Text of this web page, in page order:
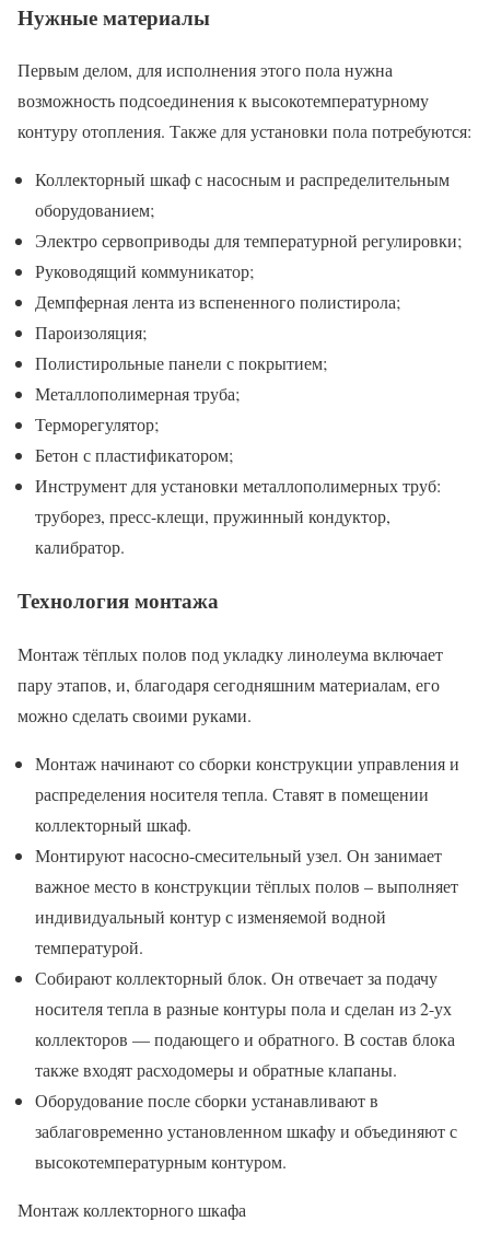
Нужные материалы
Первым делом, для исполнения этого пола нужна
возможность подсоединения к высокотемпературному
контуру отопления. Также для установки пола потребуются:
Коллекторный шкаф с насосным и распределительным
оборудованием;
Электро сервоприводы для температурной регулировки;
Руководящий коммуникатор;
Демпферная лента из вспененного полистирола;
Пароизоляция;
Полистирольные панели с покрытием;
Металлополимерная труба;
Терморегулятор;
Бетон с пластификатором;
Инструмент для установки металлополимерных труб:
труборез, пресс-клещи, пружинный кондуктор,
калибратор.
Технология монтажа
Монтаж тёплых полов под укладку линолеума включает
пару этапов, и, благодаря сегодняшним материалам, его
можно сделать своими руками.
Монтаж начинают со сборки конструкции управления и
распределения носителя тепла. Ставят в помещении
коллекторный шкаф.
Монтируют насосно-смесительный узел. Он занимает
важное место в конструкции тёплых полов – выполняет
индивидуальный контур с изменяемой водной
температурой.
Собирают коллекторный блок. Он отвечает за подачу
носителя тепла в разные контуры пола и сделан из 2-ух
коллекторов — подающего и обратного. В состав блока
также входят расходомеры и обратные клапаны.
Оборудование после сборки устанавливают в
заблаговременно установленном шкафу и объединяют с
высокотемпературным контуром.
Монтаж коллекторного шкафа